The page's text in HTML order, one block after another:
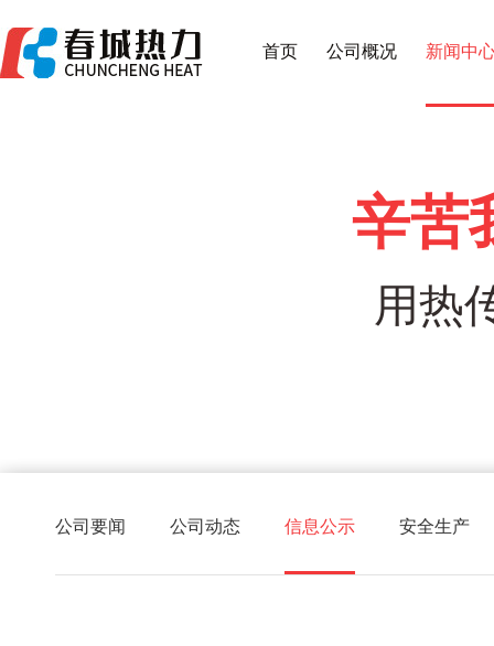
首页 公司概况 新闻中
辛苦
用热
公司要闻 公司动态 信息公示 安全生产